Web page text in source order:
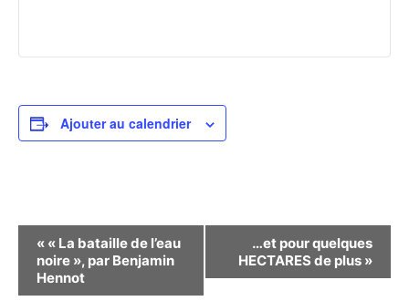
Ajouter au calendrier
Navigation
Évènement
« « La bataille de l’eau
noire », par Benjamin
Hennot
…et pour quelques
HECTARES de plus »